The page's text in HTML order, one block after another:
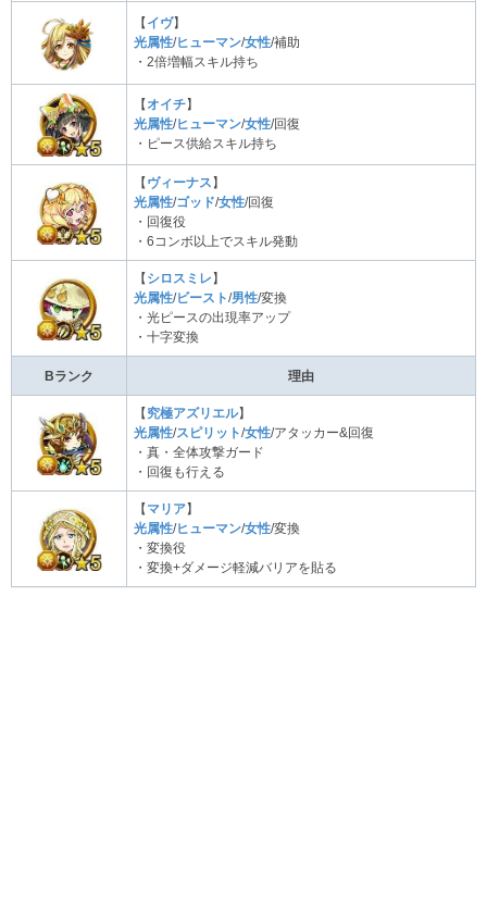
【 イヴ】
光属性/ ヒューマン/女性/補助
・2倍増幅スキル持ち
【 オイチ】
光属性/ ヒューマン/女性/回復
・ピース供給スキル持ち
【 ヴィーナス 】
光属性/ゴッド/女性/回復
・回復役
・6コンボ以上でスキル発動
【 シロスミレ 】
光属性/ ビースト/男性/変換
・光ピースの出現率アップ
・十字変換
Bランク 理由
【 究極アズリエル】
光属性/スピリット/女性/アタッカー&回復
・真・全体攻撃ガード
・回復も行える
【 マリア】
光属性/ ヒューマン/女性/変換
・変換役
・変換+ダメージ軽減バリアを貼る